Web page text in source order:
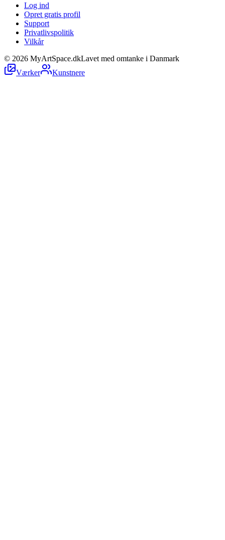
Log ind
Opret gratis profil
Support
Privatlivspolitik
Vilkår
© 2026 MyArtSpace.dkLavet med omtanke i Danmark
Værker
Kunstnere